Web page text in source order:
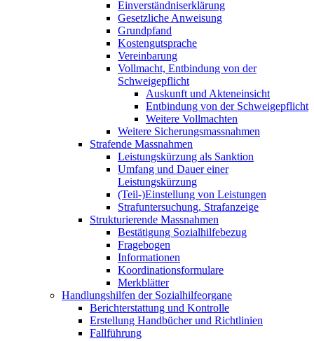
Einverständniserklärung
Gesetzliche Anweisung
Grundpfand
Kostengutsprache
Vereinbarung
Vollmacht, Entbindung von der
Schweigepflicht
Auskunft und Akteneinsicht
Entbindung von der Schweigepflicht
Weitere Vollmachten
Weitere Sicherungsmassnahmen
Strafende Massnahmen
Leistungskürzung als Sanktion
Umfang und Dauer einer
Leistungskürzung
(Teil-)Einstellung von Leistungen
Strafuntersuchung, Strafanzeige
Strukturierende Massnahmen
Bestätigung Sozialhilfebezug
Fragebogen
Informationen
Koordinationsformulare
Merkblätter
Handlungshilfen der Sozialhilfeorgane
Berichterstattung und Kontrolle
Erstellung Handbücher und Richtlinien
Fallführung